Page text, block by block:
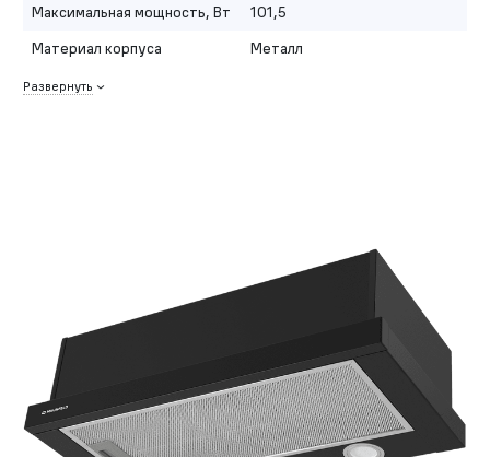
Максимальная мощность, Вт
101,5
Материал корпуса
Металл
Развернуть